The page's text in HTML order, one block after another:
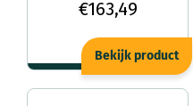
Vliesbehang
€163,49
Bekijk product